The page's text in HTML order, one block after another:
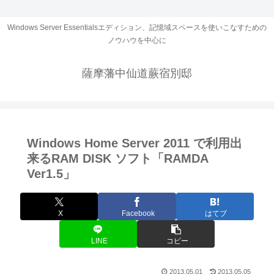
Windows Server Essentialsエディション、記憶域スペースを使いこなすための
ノウハウを中心に
薩摩藩中仙道蕨宿別邸
Windows Home Server 2011 で利用出
来るRAM DISK ソフト「RAMDA
Ver1.5」
X Facebook はてブ
LINE コピー
2013.05.01 2013.05.05